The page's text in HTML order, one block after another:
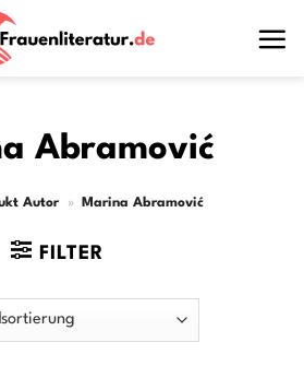
Abramović
Autor » Marina Abramović
FILTER